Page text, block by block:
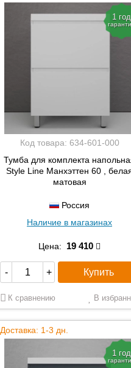
1 год
Код товара: 634-601-000
Тумба для комплекта
Style Line Манхэттен 60 ,
матовая
Россия
Наличие в магазинах
Цена: 19 410
- + Купить
К сравнению В
Доставка: 1-3 дн.
1 год